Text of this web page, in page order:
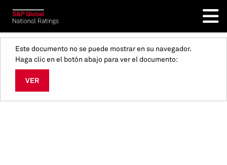
Este documento no se puede mostrar en su navegador.
Haga clic en el botón abajo para ver el documento:
VER